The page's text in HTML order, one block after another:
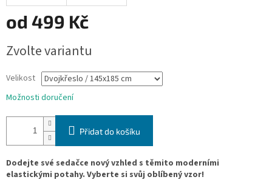
od 499 Kč
cena:
Zvolte variantu
Velikost
Možnosti doručení
Přidat do košíku
Dodejte své sedačce nový vzhled s těmito moderními
elastickými potahy. Vyberte si svůj oblíbený vzor!